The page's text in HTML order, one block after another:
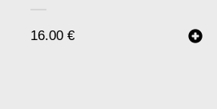
16.00 €